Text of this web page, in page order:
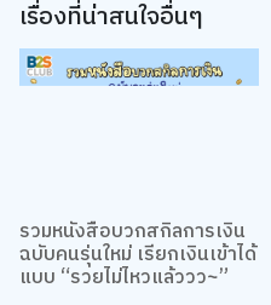
เรื่องที่น่าสนใจอื่นๆ
รวมหนังสือบวกสกิลการเงิน
ฉบับคนรุ่นใหม่ เรียกเงินเข้าได้
แบบ “รวยไม่ไหวแล้ววว~”